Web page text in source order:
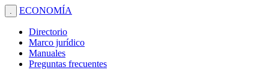
. ECONOMÍA
Directorio
Marco jurídico
Manuales
Preguntas frecuentes